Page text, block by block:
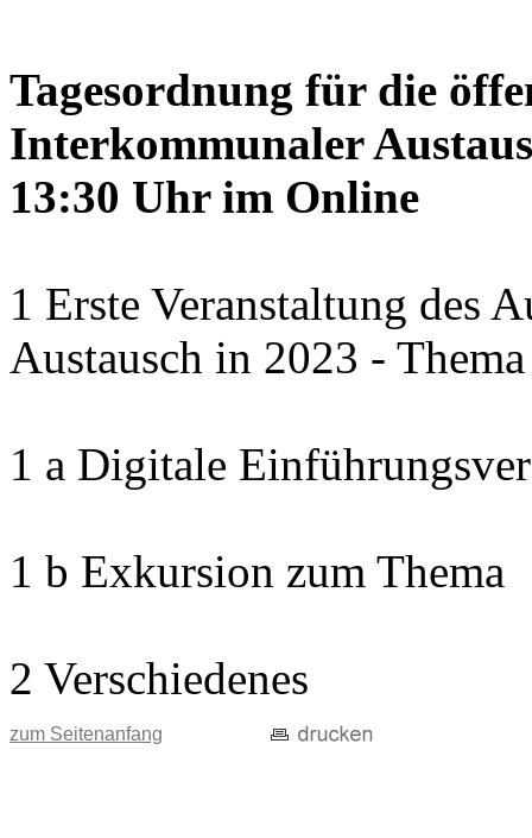
Tagesordnung für die
Interkommunaler
13:30 Uhr im Online
1 Erste Veranstaltung des
Austausch in 2023 -
1 a Digitale
1 b Exkursion zum Thema
2 Verschiedenes
zum Seitenanfang